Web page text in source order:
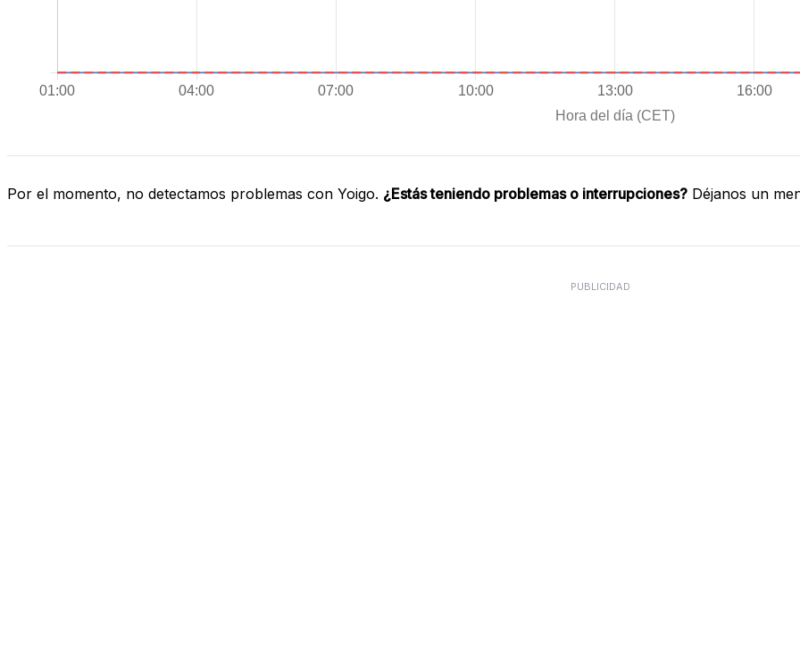
Por el momento, no detectamos problemas con Yoigo. ¿Estás teniendo problemas o interrupciones? Déjanos un
PUBLICIDAD